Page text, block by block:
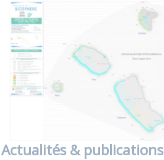
Actualités & publications